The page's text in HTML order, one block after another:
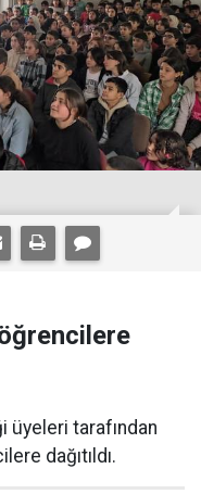
üyeleri tarafından
dağıtıldı.